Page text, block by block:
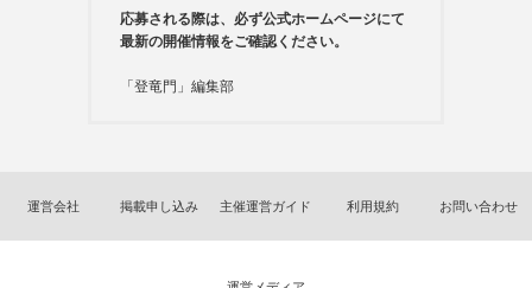
応募される際は、必ず公式ホームページにて
最新の開催情報をご確認ください。
「登竜門」編集部
運営会社 掲載申し込み 主催運営ガイド 利用規約 お問い合わせ